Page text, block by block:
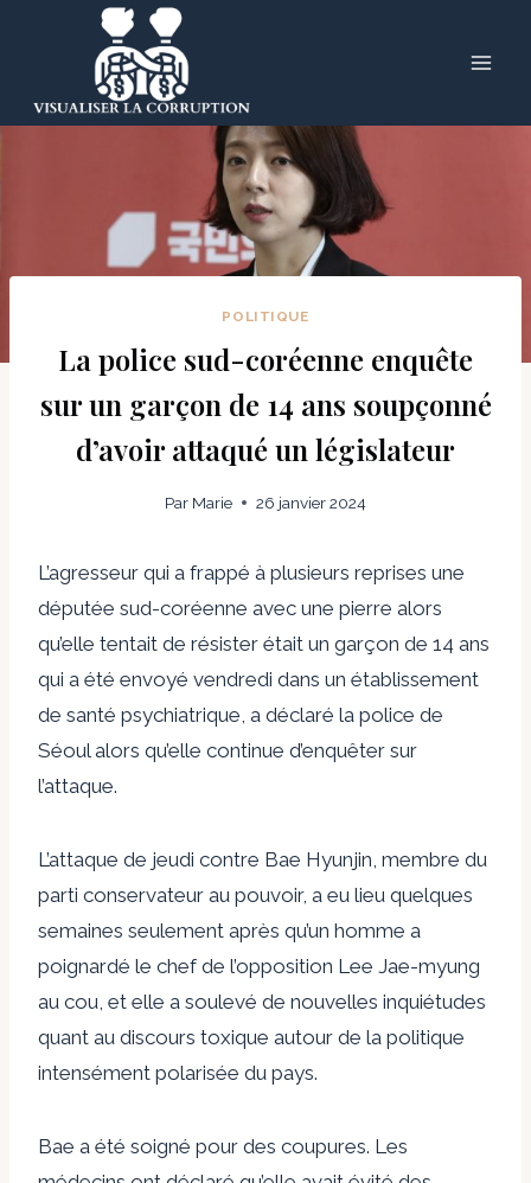
POLITIQUE
La police sud-coréenne enquête
sur un garçon de 14 ans soupçonné
d’avoir attaqué un législateur
Par Marie 26 janvier 2024
L’agresseur qui a frappé à plusieurs reprises une
députée sud-coréenne avec une pierre alors
qu’elle tentait de résister était un garçon de 14 ans
qui a été envoyé vendredi dans un établissement
de santé psychiatrique, a déclaré la police de
Séoul alors qu’elle continue d’enquêter sur
l’attaque.
L’attaque de jeudi contre Bae Hyunjin, membre du
parti conservateur au pouvoir, a eu lieu quelques
semaines seulement après qu’un homme a
poignardé le chef de l’opposition Lee Jae-myung
au cou, et elle a soulevé de nouvelles inquiétudes
quant au discours toxique autour de la politique
intensément polarisée du pays.
Bae a été soigné pour des coupures. Les